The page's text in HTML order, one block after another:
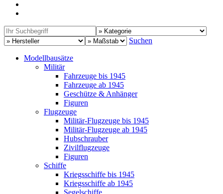
Suchen
Modellbausätze
Militär
Fahrzeuge bis 1945
Fahrzeuge ab 1945
Geschütze & Anhänger
Figuren
Flugzeuge
Militär-Flugzeuge bis 1945
Militär-Flugzeuge ab 1945
Hubschrauber
Zivilflugzeuge
Figuren
Schiffe
Kriegsschiffe bis 1945
Kriegsschiffe ab 1945
Segelschiffe